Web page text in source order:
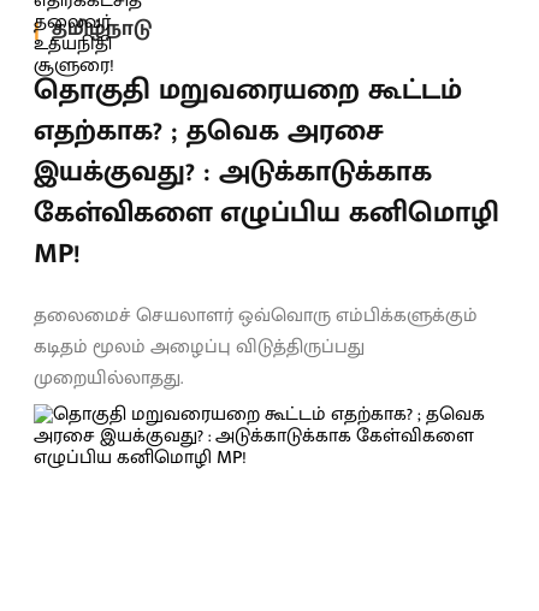
தமிழ்நாடு
தொகுதி மறுவரையறை கூட்டம்
எதற்காக? ; தவெக அரசை
இயக்குவது? : அடுக்காடுக்காக
கேள்விகளை எழுப்பிய கனிமொழி
MP!
தலைமைச் செயலாளர் ஒவ்வொரு எம்பிக்களுக்கும்
கடிதம் மூலம் அழைப்பு விடுத்திருப்பது
முறையில்லாதது.